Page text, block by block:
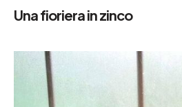
Una fioriera in zinco